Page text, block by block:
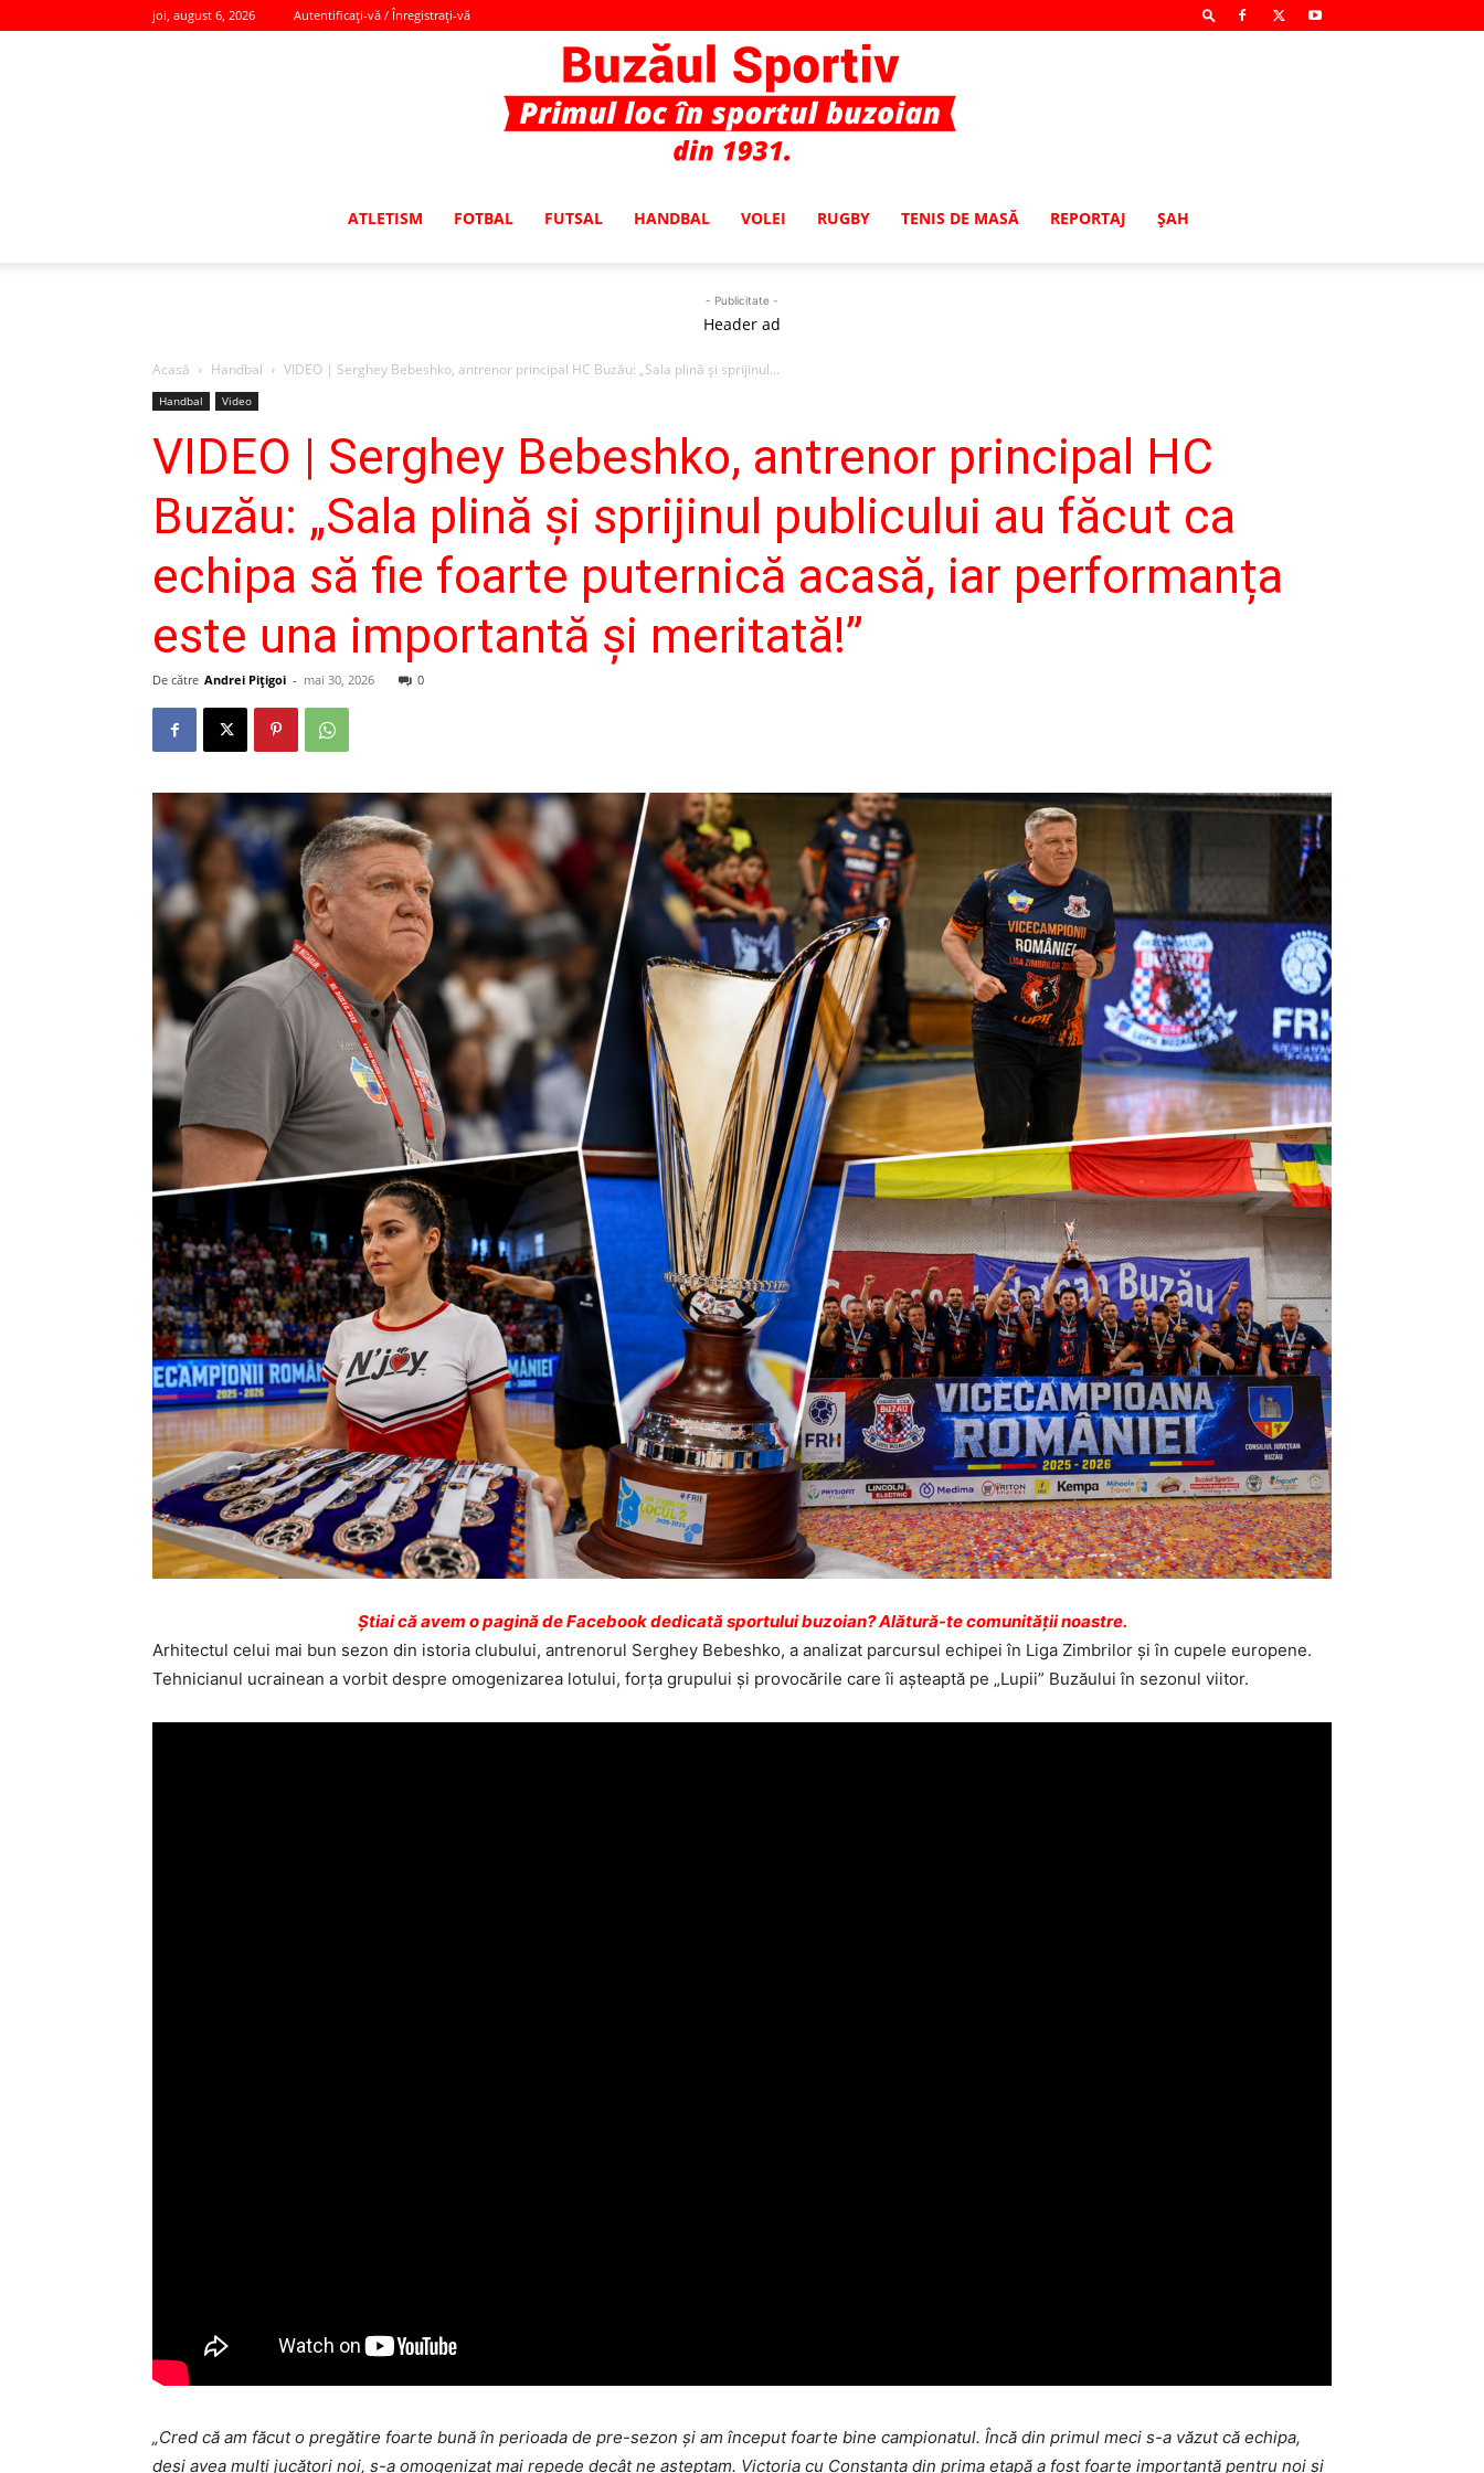
joi, august 6, 2026 Autentificați-vă / Înregistrați-vă
Sportiv
ATLETISM FOTBAL FUTSAL HANDBAL VOLEI RUGBY TENIS DE MASĂ REPORTAJ ŞAH
- Publicitate -
Header ad
Acasă Handbal VIDEO | Serghey Bebeshko, antrenor principal HC Buzău: „Sala plină și sprijinul...
Handbal Video
VIDEO | Serghey Bebeshko, antrenor principal HC
Buzău: „Sala plină și sprijinul publicului au făcut ca
echipa să fie foarte puternică acasă, iar performanța
este una importantă și meritată!”
De către Andrei Pițigoi - mai 30, 2026 0
Ştiai că avem o pagină de Facebook dedicată sportului buzoian? Alătură-te comunității noastre.
Arhitectul celui mai bun sezon din istoria clubului, antrenorul Serghey Bebeshko, a analizat parcursul echipei în Liga Zimbrilor și în cupele europene.
Tehnicianul ucrainean a vorbit despre omogenizarea lotului, forța grupului și provocările care îi așteaptă pe „Lupii” Buzăului în sezonul viitor.
„Cred că am făcut o pregătire foarte bună în perioada de pre-sezon și am început foarte bine campionatul. Încă din primul meci s-a văzut că echipa,
deși avea mulți jucători noi, s-a omogenizat mai repede decât ne așteptam. Victoria cu Constanța din prima etapă a fost foarte importantă pentru noi și